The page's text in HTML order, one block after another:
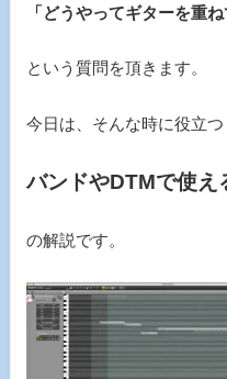
「どうやってギターを重
という質問を頂きます。
今日は、そんな時に役立つ
バンドやDTMで使え
の解説です。